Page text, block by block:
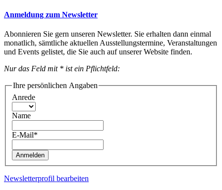
Anmeldung zum Newsletter
Abonnieren Sie gern unseren Newsletter. Sie erhalten dann einmal
monatlich, sämtliche aktuellen Ausstellungstermine, Veranstaltungen
und Events gelistet, die Sie auch auf unserer Website finden.
Nur das Feld mit * ist ein Pflichtfeld:
Ihre persönlichen Angaben
Anrede
Name
E-Mail*
Anmelden
Newsletterprofil bearbeiten